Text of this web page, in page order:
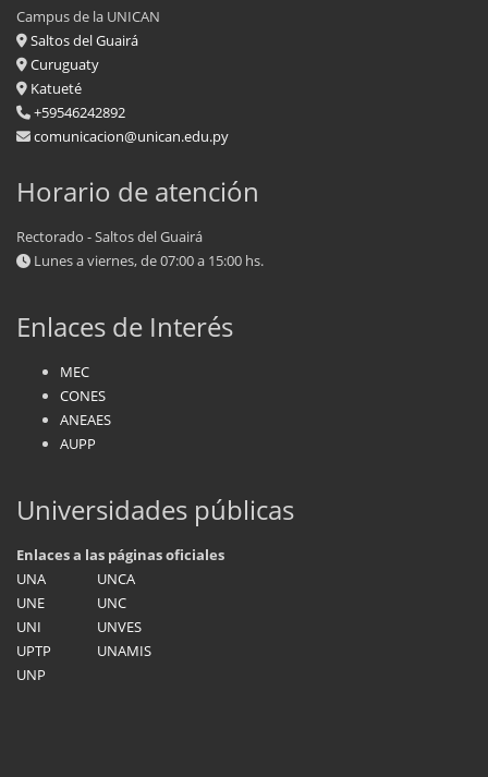
Campus de la UNICAN
Saltos del Guairá
Curuguaty
Katueté
+59546242892
comunicacion@unican.edu.py
Horario de atención
Rectorado - Saltos del Guairá
Lunes a viernes, de 07:00 a 15:00 hs.
Enlaces de Interés
MEC
CONES
ANEAES
AUPP
Universidades públicas
Enlaces a las páginas oficiales
UNA
UNCA
UNE
UNC
UNI
UNVES
UPTP
UNAMIS
UNP